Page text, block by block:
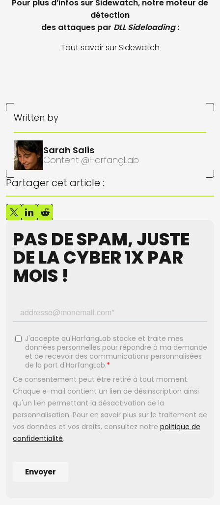
Pour plus d’infos sur Sidewatch, notre moteur de
détection
des attaques par DLL Sideloading:
Tout savoir sur Sidewatch
Written by
Sarah Salis
Content @HarfangLab
Partager cet article :
PAS DE SPAM, JUSTE
DE LA CYBER 1X PAR
MOIS !